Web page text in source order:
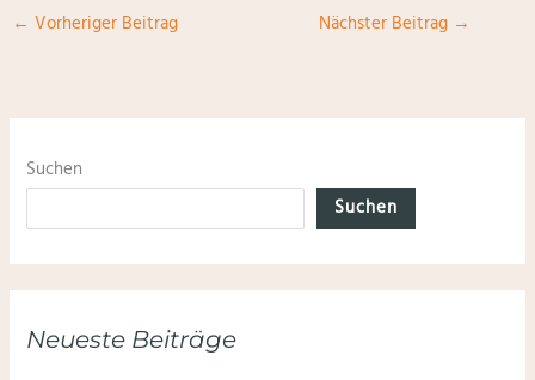
← Vorheriger Beitrag Nächster Beitrag →
Suchen
Suchen
Neueste Beiträge